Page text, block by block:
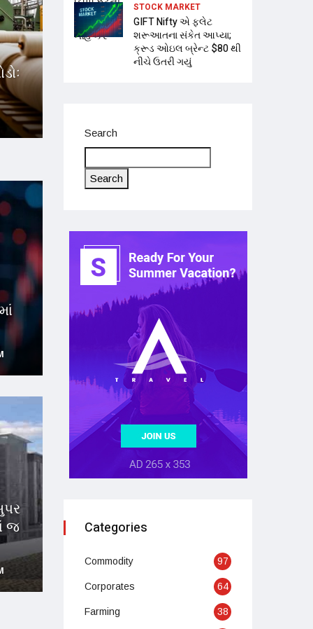
જ
STOCK MARKET
GIFT Nifty એ ફ્લેટ
શરૂઆતના સંકેત આપ્યા;
ક્રૂડ ઓઇલ બ્રેન્ટ $80 થી
નીચે ઉતરી ગયું
Search
Search
Categories
Commodity 97
Corporates 64
Farming 38